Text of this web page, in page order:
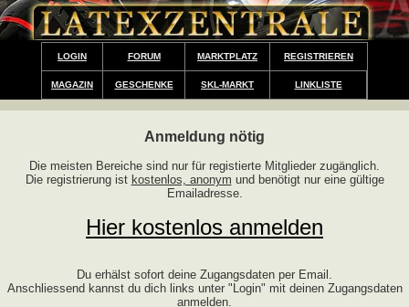
LOGIN FORUM MARKTPLATZ REGISTRIEREN
MAGAZIN GESCHENKE SKL-MARKT LINKLISTE
Anmeldung nötig
Die meisten Bereiche sind nur für registierte Mitglieder zugänglich.
Die registrierung ist kostenlos, anonym und benötigt nur eine gültige
Emailadresse.
Hier kostenlos anmelden
Du erhälst sofort deine Zugangsdaten per Email.
Anschliessend kannst du dich links unter "Login" mit deinen Zugangsdaten
anmelden.